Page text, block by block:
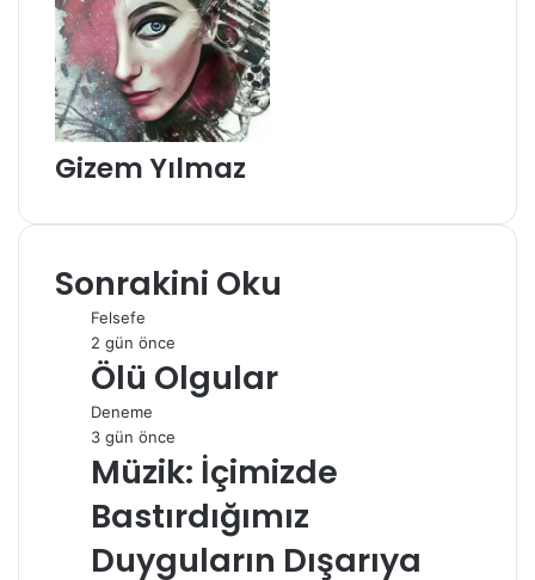
Gizem Yılmaz
Sonrakini Oku
Felsefe
2 gün önce
Ölü Olgular
Deneme
3 gün önce
Müzik: İçimizde
Bastırdığımız
Duyguların Dışarıya